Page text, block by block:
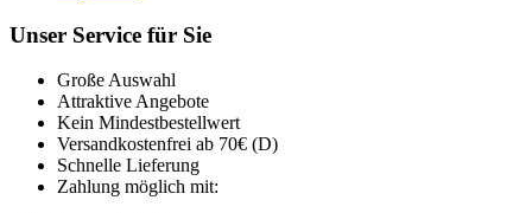
Unser Service für Sie
Große Auswahl
Attraktive Angebote
Kein Mindestbestellwert
Versandkostenfrei ab 70€ (D)
Schnelle Lieferung
Zahlung möglich mit: